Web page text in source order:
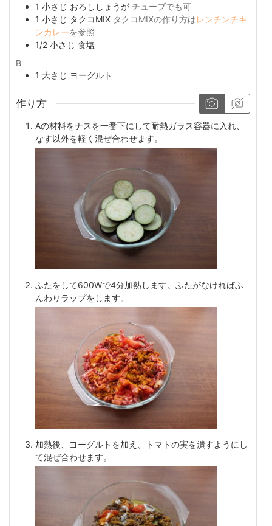
1 小さじ おろししょうが チューブでも可
1 小さじ タクコMIX タクコMIXの作り方はレンチンチキ
ンカレーを参照
1/2 小さじ 食塩
B
1 大さじ ヨーグルト
作り方
Aの材料をナスを一番下にして耐熱ガラス容器に入れ、
なす以外を軽く混ぜ合わせます。
ふたをして600Wで4分加熱します。ふたがなければふ
んわりラップをします。
加熱後、ヨーグルトを加え、トマトの実を潰すようにし
て混ぜ合わせます。